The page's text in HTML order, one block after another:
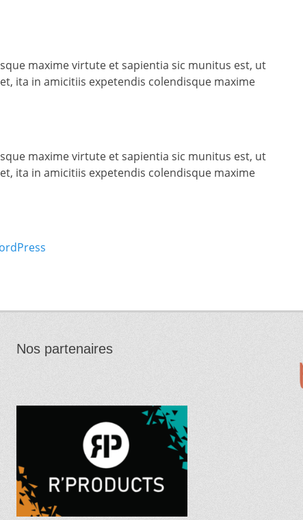
maxime virtute et sapientia sic munitus est, ut
ita in amicitiis expetendis colendisque maxime
maxime virtute et sapientia sic munitus est, ut
ita in amicitiis expetendis colendisque maxime
Nos partenaires